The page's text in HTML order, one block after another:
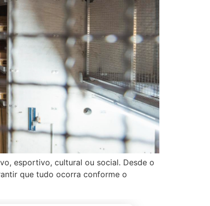
esportivo, cultural ou social. Desde o
que tudo ocorra conforme o